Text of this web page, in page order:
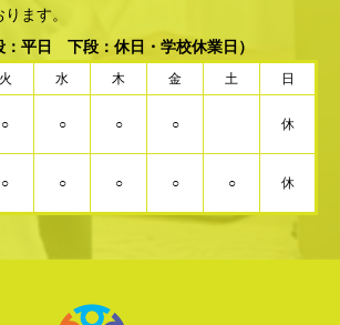
ます。
：平日 下段：休日・学校休業日）
火 水 木 金 土 日
○ ○ ○ ○ 休
○ ○ ○ ○ ○ 休